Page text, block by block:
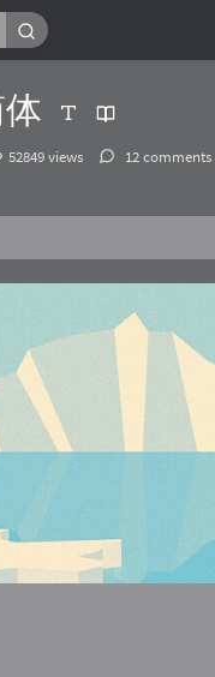
52849 views 12 comments